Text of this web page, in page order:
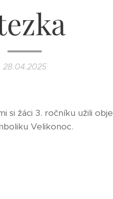
28.04.2025
si žáci 3. ročníku užili
Velikonoc.